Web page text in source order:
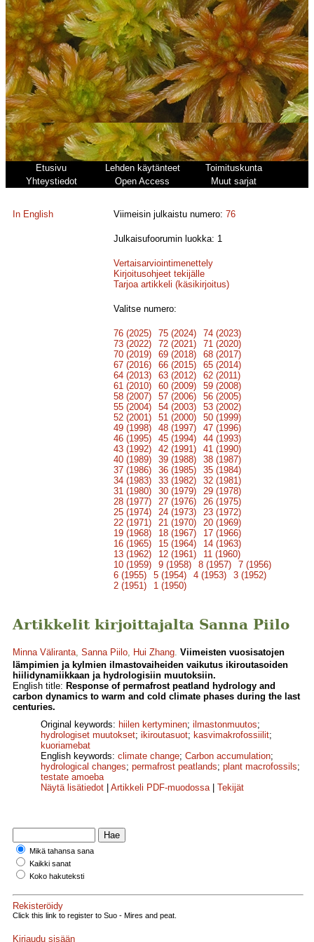
Etusivu Lehden käytänteet
Toimituskunta
Yhteystiedot
Open Access Muut sarjat
In English Viimeisin julkaistu numero:76
Julkaisufoorumin luokka: 1
Vertaisarviointimenettely
Kirjoitusohjeet tekijälle
Tarjoa artikkeli (käsikirjoitus)
Valitse numero:
76 (2025) 75 (2024)
74 (2023)
73 (2022)
72 (2021)
71 (2020)
70 (2019)
69 (2018)
68 (2017)
67 (2016)
66 (2015)
65 (2014)
64 (2013)
63 (2012)
62 (2011)
61 (2010)
60 (2009)
59 (2008)
58 (2007)
57 (2006)
56 (2005)
55 (2004)
54 (2003)
53 (2002)
52 (2001)
51 (2000)
50 (1999)
49 (1998)
48 (1997)
47 (1996)
46 (1995)
45 (1994)
44 (1993)
43 (1992)
42 (1991)
41 (1990)
40 (1989)
39 (1988)
38 (1987)
37 (1986)
36 (1985)
35 (1984)
34 (1983)
33 (1982)
32 (1981)
31 (1980)
30 (1979)
29 (1978)
28 (1977)
27 (1976)
26 (1975)
25 (1974)
24 (1973)
23 (1972)
22 (1971)
21 (1970)
20 (1969)
19 (1968)
18 (1967)
17 (1966)
16 (1965)
15 (1964)
14 (1963)
13 (1962)
12 (1961)
11 (1960)
10 (1959)
9 (1958) 8 (1957)
7 (1956)
6 (1955)
5 (1954) 4 (1953)
3 (1952)
2 (1951)
1 (1950)
Artikkelit kirjoittajalta Sanna Piilo
Minna Väliranta, Sanna Piilo, Hui Zhang. Viimeisten vuosisatojen
lämpimien ja kylmien ilmastovaiheiden vaikutus ikiroutasoiden
hiilidynamiikkaan ja hydrologisiin muutoksiin.
English title: Response of permafrost peatland hydrology and
carbon dynamics to warm and cold climate phases during the last
centuries.
Original keywords: hiilen kertyminen; ilmastonmuutos;
hydrologiset muutokset; ikiroutasuot; kasvimakrofossiilit;
kuoriamebat
English keywords: climate change; Carbon accumulation;
hydrological changes; permafrost peatlands; plant macrofossils;
testate amoeba
Näytä lisätiedot
Artikkeli PDF-muodossa| Tekijät
Mikä tahansa sana
Kaikki sanat
Koko hakuteksti
Rekisteröidy
Click this link to register to Suo - Mires and peat.
Kirjaudu sisään